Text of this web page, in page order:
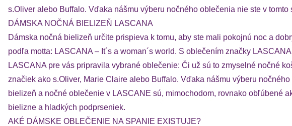
s.Oliver alebo Buffalo. Vďaka nášmu výberu nočného oblečenia nie ste v tomto
DÁMSKA NOČNÁ BIELIZEŇ LASCANA
Dámska nočná bielizeň určite prispieva k tomu, aby ste mali pokojnú noc a
podľa motta: LASCANA – It´s a woman´s world. S oblečením značky
LASCANA pre vás pripravila vybrané oblečenie: Či už sú to zmyselné nočné
značiek ako s.Oliver, Marie Claire alebo Buffalo. Vďaka nášmu výberu
bielizeň a nočné oblečenie v LASCANE sú, mimochodom, rovnako obľúbené
bielizne a hladkých podprseniek.
AKÉ DÁMSKE OBLEČENIE NA SPANIE EXISTUJE?